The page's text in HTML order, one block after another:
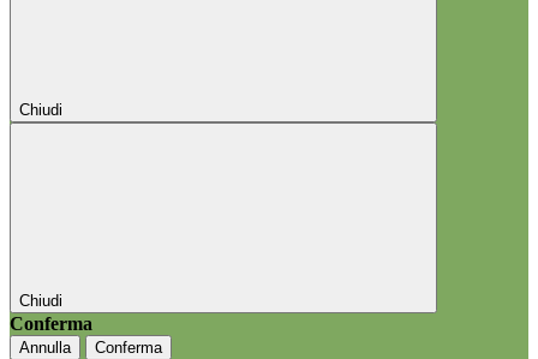
Chiudi
Chiudi
Conferma
Annulla Conferma